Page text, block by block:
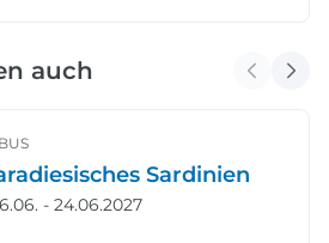
auch
BUS
Sardinien
- 24.06.2027